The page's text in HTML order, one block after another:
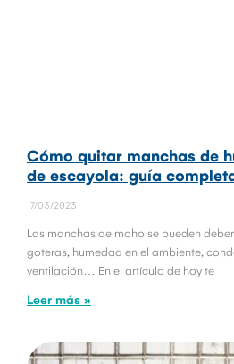
Cómo quitar manchas de
de escayola: guía
17/03/2023
Las manchas de moho se pueden
goteras, humedad en el ambiente,
ventilación… En el artículo de hoy te
Leer más »